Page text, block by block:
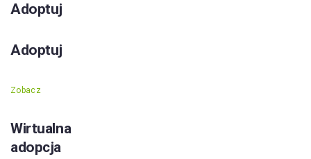
Adoptuj
Adoptuj
Zobacz
Wirtualna
adopcja